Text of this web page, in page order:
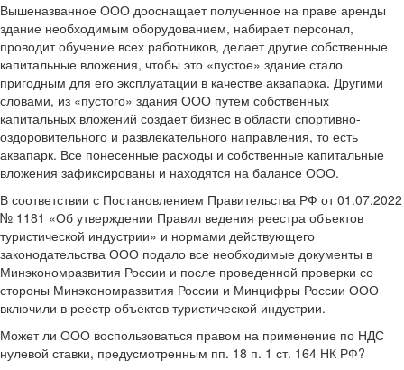
Вышеназванное ООО дооснащает полученное на праве аренды
здание необходимым оборудованием, набирает персонал,
проводит обучение всех работников, делает другие собственные
капитальные вложения, чтобы это «пустое» здание стало
пригодным для его эксплуатации в качестве аквапарка. Другими
словами, из «пустого» здания ООО путем собственных
капитальных вложений создает бизнес в области спортивно-
оздоровительного и развлекательного направления, то есть
аквапарк. Все понесенные расходы и собственные капитальные
вложения зафиксированы и находятся на балансе ООО.
В соответствии с Постановлением Правительства РФ от 01.07.2022
№ 1181 «Об утверждении Правил ведения реестра объектов
туристической индустрии» и нормами действующего
законодательства ООО подало все необходимые документы в
Минэкономразвития России и после проведенной проверки со
стороны Минэкономразвития России и Минцифры России ООО
включили в реестр объектов туристической индустрии.
Может ли ООО воспользоваться правом на применение по НДС
нулевой ставки, предусмотренным пп. 18 п. 1 ст. 164 НК РФ?